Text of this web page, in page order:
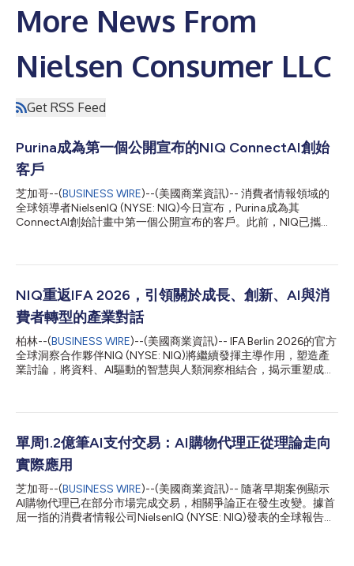
More News From
Nielsen Consumer LLC
Get RSS Feed
Purina成為第一個公開宣布的NIQ ConnectAI創始
客戶
芝加哥--(BUSINESS WIRE)--(美國商業資訊)-- 消費者情報領域的
全球領導者NielsenIQ (NYSE: NIQ)今日宣布，Purina成為其
ConnectAI創始計畫中第一個公開宣布的客戶。此前，NIQ已攜手
表。 透過ConnectAI，NIQ的客戶現場派駐工程師和資料科學家正
何支援日常AI賦能的工作流程，並協助團隊更高效地取得相關洞
見。 Purina策略與洞見部門的Brian Donovan表示：「要瞭解寵物
主人的需求，必須清晰地洞察消費者行為、購物習慣和品類趨勢的
演變。Purina正與NIQ合作，探索如何將其值得信賴的情報融入
Purina日常的AI賦能工作流程中，協助我們的團隊更高效地取得相
關消費者洞見，並更有信心地做出明智決策。」 ConnectAI是
NIQ「智慧驅動AI」策略的早期產品，也是NIQ將消費者情報轉化
NIQ重返IFA 2026，引領關於成長、創新、AI與消
費者轉型的產業對話
柏林--(BUSINESS WIRE)--(美國商業資訊)-- IFA Berlin 2026的官方
全球洞察合作夥伴NIQ (NYSE: NIQ)將繼續發揮主導作用，塑造產
業討論，將資料、AI驅動的智慧與人類洞察相結合，揭示重塑成
高峰會、第四屆NIQ商業早餐會以及一場專為中小企業打造的專屬
執行的商機。 圍繞今年IFA的主題「未來即當下」(The Future Is
Now)，NIQ將就重塑消費科技、家用電器和零售業的力量提供及
時的產業視角——涵蓋AI驅動的創新、不斷演變的消費者期望、全
通路轉型以及新興的成長機會。 在品牌和零售商因應經濟不確定
性、購買行為改變以及日益強化的價格敏感度之際，NIQ的最新市
場資料彰顯了該產業面臨的挑戰與機會。儘管部分地區的科技和耐
用消費品市場仍面臨壓力，但歐洲主要市場的成長仍在持續，這進
單周1.2億筆AI支付交易：AI購物代理正從理論走向
實際應用
芝加哥--(BUSINESS WIRE)--(美國商業資訊)-- 隨著早期案例顯示
AI購物代理已在部分市場完成交易，相關爭論正在發生改變。據首
屈一指的消費者情報公司NielsenIQ (NYSE: NIQ)發表的全球報告